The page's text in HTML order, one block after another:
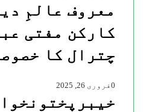
معروف عالمِ
کارکن مفتی
چترال کا
فروری 26, 20250